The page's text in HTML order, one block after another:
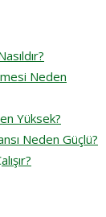
Neden
Yüksek?
Neden Güçlü?